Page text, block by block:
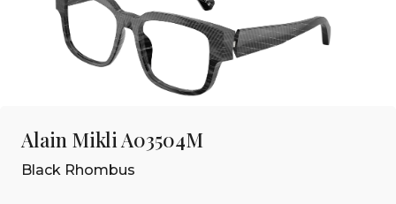
Alain Mikli A03504M
Black Rhombus